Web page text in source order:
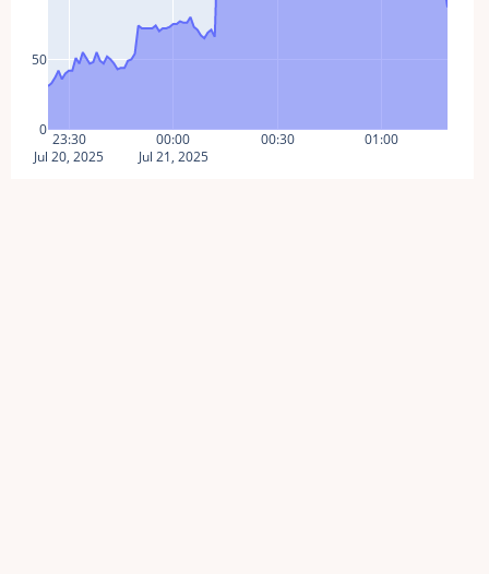
23:30
Jul 20, 2025
00:00
Jul 21, 2025
00:30 01:00
0
50